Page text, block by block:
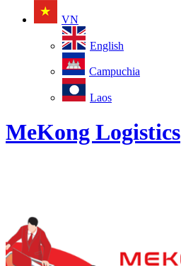
VN
English
Campuchia
Laos
MeKong Logistics